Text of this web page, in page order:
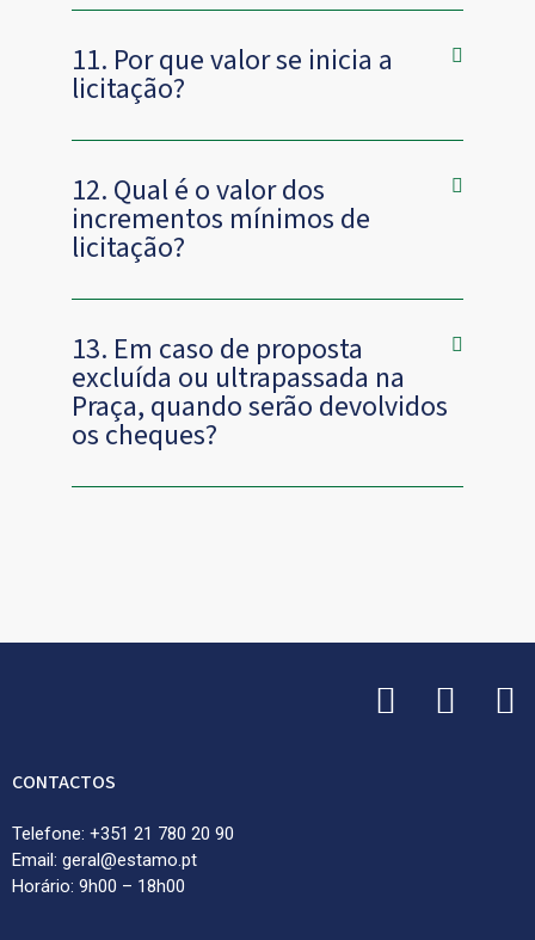
11. Por que valor se inicia a
licitação?
12. Qual é o valor dos
incrementos mínimos de
licitação?
13. Em caso de proposta
excluída ou ultrapassada na
Praça, quando serão devolvidos
os cheques?
CONTACTOS
Telefone: +351 21 780 20 90
Email: geral@estamo.pt
Horário: 9h00 – 18h00